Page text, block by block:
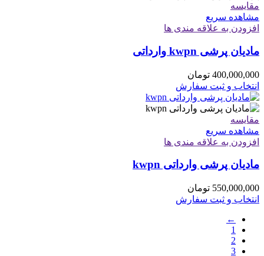
مقایسه
مشاهده سریع
افزودن به علاقه مندی ها
مادیان پرشی kwpn وارداتی
400,000,000 تومان
انتخاب و ثبت سفارش
مقایسه
مشاهده سریع
افزودن به علاقه مندی ها
مادیان پرشی وارداتی kwpn
550,000,000 تومان
انتخاب و ثبت سفارش
←
1
2
3